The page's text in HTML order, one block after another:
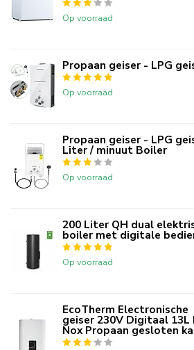
Op voorraad
Propaan geiser - LPG
Op voorraad
Propaan geiser - LPG
Liter / minuut Boiler
Op voorraad
200 Liter QH dual
boiler met digitale
Op voorraad
EcoTherm Electronische
geiser 230V Digitaal 13L
Nox Propaan gesloten